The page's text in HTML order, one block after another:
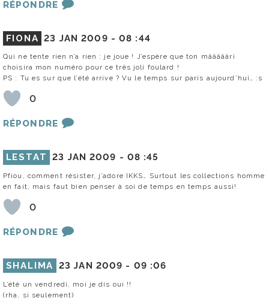
RÉPONDRE
FIONA 23 JAN 2009 -08 :44
Qui ne tente rien n’a rien : je joue ! J’espère que ton mâââââri
choisira mon numéro pour ce très joli foulard !
PS : Tu es sur que l’été arrive ? Vu le temps sur paris aujourd’hui… :s
0
RÉPONDRE
LESTAT 23 JAN 2009 - 08 :45
Pfiou, comment résister, j’adore IKKS… Surtout les collections homme
en fait, mais faut bien penser à soi de temps en temps aussi!
0
RÉPONDRE
SHALIMA 23 JAN 2009 - 09 :06
L’été un vendredi, moi je dis oui !!
(rha, si seulement)